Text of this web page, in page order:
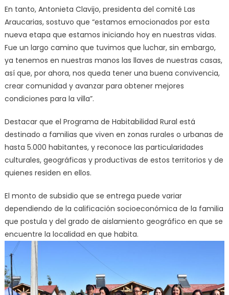
En tanto, Antonieta Clavijo, presidenta del comité Las
Araucarias, sostuvo que “estamos emocionados por esta
nueva etapa que estamos iniciando hoy en nuestras vidas.
Fue un largo camino que tuvimos que luchar, sin embargo,
ya tenemos en nuestras manos las llaves de nuestras casas,
así que, por ahora, nos queda tener una buena convivencia,
crear comunidad y avanzar para obtener mejores
condiciones para la villa”.
Destacar que el Programa de Habitabilidad Rural está
destinado a familias que viven en zonas rurales o urbanas de
hasta 5.000 habitantes, y reconoce las particularidades
culturales, geográficas y productivas de estos territorios y de
quienes residen en ellos.
El monto de subsidio que se entrega puede variar
dependiendo de la calificación socioeconómica de la familia
que postula y del grado de aislamiento geográfico en que se
encuentre la localidad en que habita.